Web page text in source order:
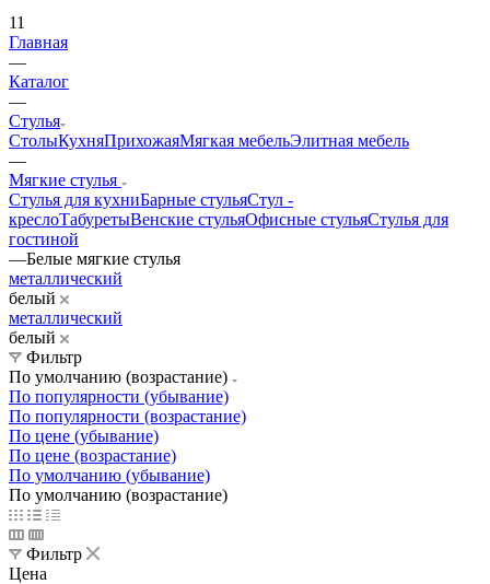
11
Главная
—
Каталог
—
Стулья
СтолыКухняПрихожаяМягкая мебельЭлитная мебель
—
Мягкие стулья
Стулья для кухниБарные стульяСтул -
креслоТабуретыВенские стульяОфисные стульяСтулья для
гостиной
—Белые мягкие стулья
металлический
белый
металлический
белый
Фильтр
По умолчанию (возрастание)
По популярности (убывание)
По популярности (возрастание)
По цене (убывание)
По цене (возрастание)
По умолчанию (убывание)
По умолчанию (возрастание)
Фильтр
Цена